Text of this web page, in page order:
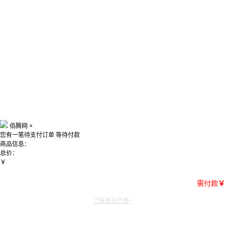
佰腾网 ×
您有一笔待支付订单 等待付款
商品信息：
总价：
￥
需付款￥
了解更多优惠~